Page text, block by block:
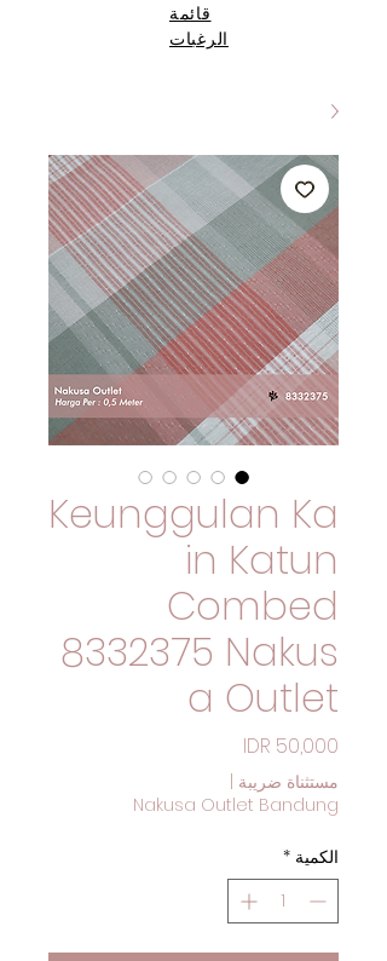
قائمة
الرغبات
Keunggulan Ka
in Katun
Combed
8332375 Nakus
a Outlet
مستثناة ضريبة
Nakusa Outlet Bandung
الكمية *